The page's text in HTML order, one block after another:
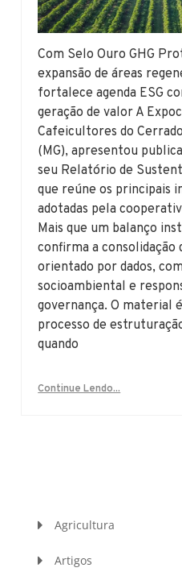
Com Selo Ouro GHG
expansão de áreas
fortalece agenda ESG
geração de valor A
Cafeicultores do
(MG), apresentou
seu Relatório de
que reúne os principais
adotadas pela
Mais que um balanço
confirma a consolidação
orientado por dados,
socioambiental e
governança. O material
processo de
quando
Continue Lendo...
Agricultura
Artigos